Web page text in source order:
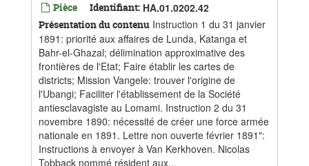
Pièce Identifiant: HA.01.0202.42
Présentation du contenu Instruction 1 du 31 janvier
1891: priorité aux affaires de Lunda, Katanga et
Bahr-el-Ghazal; délimination approximative des
frontières de l'Etat; Faire établir les cartes de
districts; Mission Vangele: trouver l'origine de
l'Ubangi; Faciliter l'établissement de la Société
antiesclavagiste au Lomami. Instruction 2 du 31
novembre 1890: nécessité de créer une force armée
nationale en 1891. Lettre non ouverte février 1891":
Instructions à envoyer à Van Kerkhoven. Nicolas
Tobback nommé résident aux...